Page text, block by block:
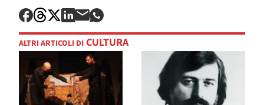
ALTRI ARTICOLI DI CULTURA